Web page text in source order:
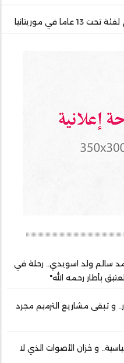
في موريتانيا
سالم ولد اسويدي.. رحلة في
بأطار رحمه الله"
و تبقى مشاريع الترميم مجرد
و خزان الأصوات الذي لا